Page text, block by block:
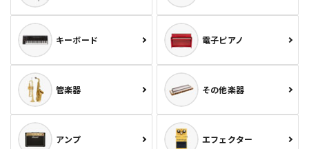
キーボード 電子ピアノ
管楽器 その他楽器
アンプ エフェクター